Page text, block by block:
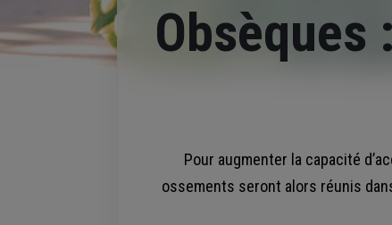
Obsèques
Pour augmenter la capacité
ossements seront alors réunis